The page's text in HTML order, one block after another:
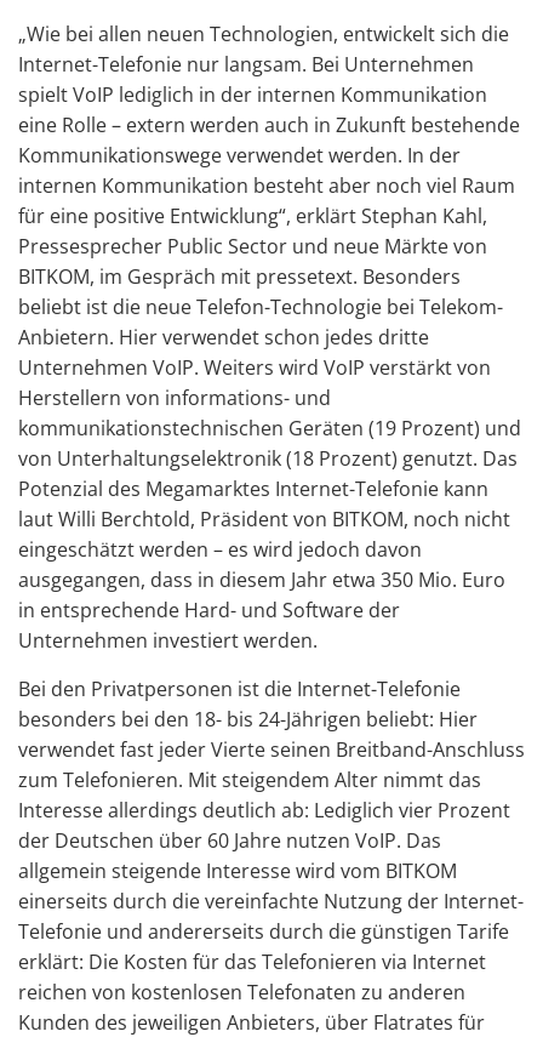
„Wie bei allen neuen Technologien, entwickelt sich die
Internet-Telefonie nur langsam. Bei Unternehmen
spielt VoIP lediglich in der internen Kommunikation
eine Rolle – extern werden auch in Zukunft bestehende
Kommunikationswege verwendet werden. In der
internen Kommunikation besteht aber noch viel Raum
für eine positive Entwicklung“, erklärt Stephan Kahl,
Pressesprecher Public Sector und neue Märkte von
BITKOM, im Gespräch mit pressetext. Besonders
beliebt ist die neue Telefon-Technologie bei Telekom-
Anbietern. Hier verwendet schon jedes dritte
Unternehmen VoIP. Weiters wird VoIP verstärkt von
Herstellern von informations- und
kommunikationstechnischen Geräten (19 Prozent) und
von Unterhaltungselektronik (18 Prozent) genutzt. Das
Potenzial des Megamarktes Internet-Telefonie kann
laut Willi Berchtold, Präsident von BITKOM, noch nicht
eingeschätzt werden – es wird jedoch davon
ausgegangen, dass in diesem Jahr etwa 350 Mio. Euro
in entsprechende Hard- und Software der
Unternehmen investiert werden.
Bei den Privatpersonen ist die Internet-Telefonie
besonders bei den 18- bis 24-Jährigen beliebt: Hier
verwendet fast jeder Vierte seinen Breitband-Anschluss
zum Telefonieren. Mit steigendem Alter nimmt das
Interesse allerdings deutlich ab: Lediglich vier Prozent
der Deutschen über 60 Jahre nutzen VoIP. Das
allgemein steigende Interesse wird vom BITKOM
einerseits durch die vereinfachte Nutzung der Internet-
Telefonie und andererseits durch die günstigen Tarife
erklärt: Die Kosten für das Telefonieren via Internet
reichen von kostenlosen Telefonaten zu anderen
Kunden des jeweiligen Anbieters, über Flatrates für